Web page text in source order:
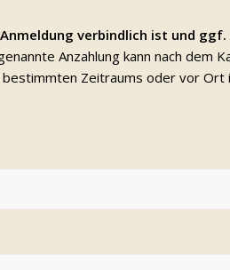
verbindlich ist und
Anzahlung kann nach
Zeitraums oder vor Ort